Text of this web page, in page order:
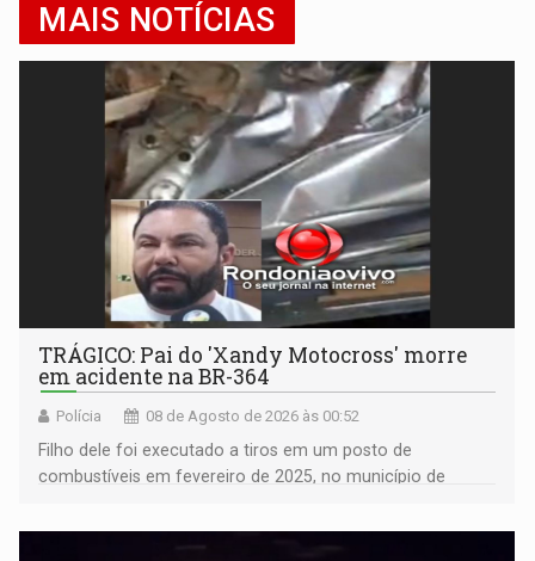
MAIS NOTÍCIAS
TRÁGICO: Pai do 'Xandy Motocross' morre
em acidente na BR-364
Polícia 08 de Agosto de 2026 às 00:52
Filho dele foi executado a tiros em um posto de
combustíveis em fevereiro de 2025, no município de